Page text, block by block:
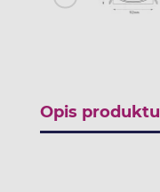
Opis produktu